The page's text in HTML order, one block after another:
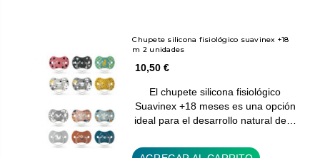
Chupete silicona fisiológico suavinex +18
m 2 unidades
10,50 €
El chupete silicona fisiológico
Suavinex +18 meses es una opción
ideal para el desarrollo natural de…